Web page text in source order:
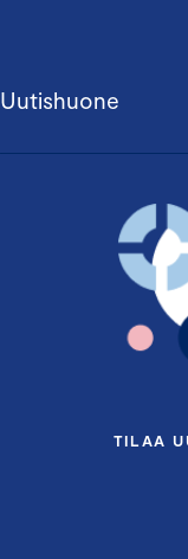
Uutishuone
TILAA